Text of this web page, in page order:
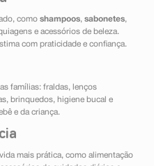
como shampoos, sabonetes,
e acessórios de beleza.
com praticidade e confiança.
famílias: fraldas, lenços
brinquedos, higiene bucal e
e da criança.
mais prática, como alimentação